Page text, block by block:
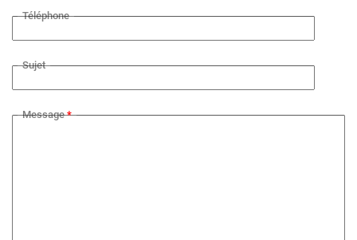
Téléphone
Sujet
Message*